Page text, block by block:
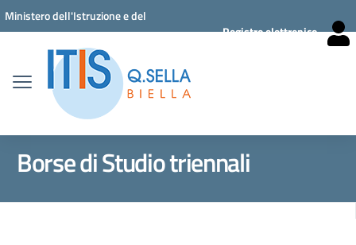
Vai ai contenuti
Vai al menu di navigazione
Vai al footer
Ministero dell'Istruzione e del
Registro elettronico
Borse di Studio triennali